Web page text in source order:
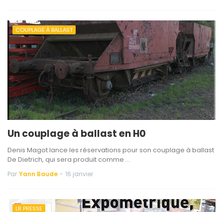
COUPLAGE À BALLAST
Un couplage à ballast en H0
Denis Magot lance les réservations pour son couplage à ballast
De Dietrich, qui sera produit comme …
Par Yann Baude - 16 janvier
LR PRESSE